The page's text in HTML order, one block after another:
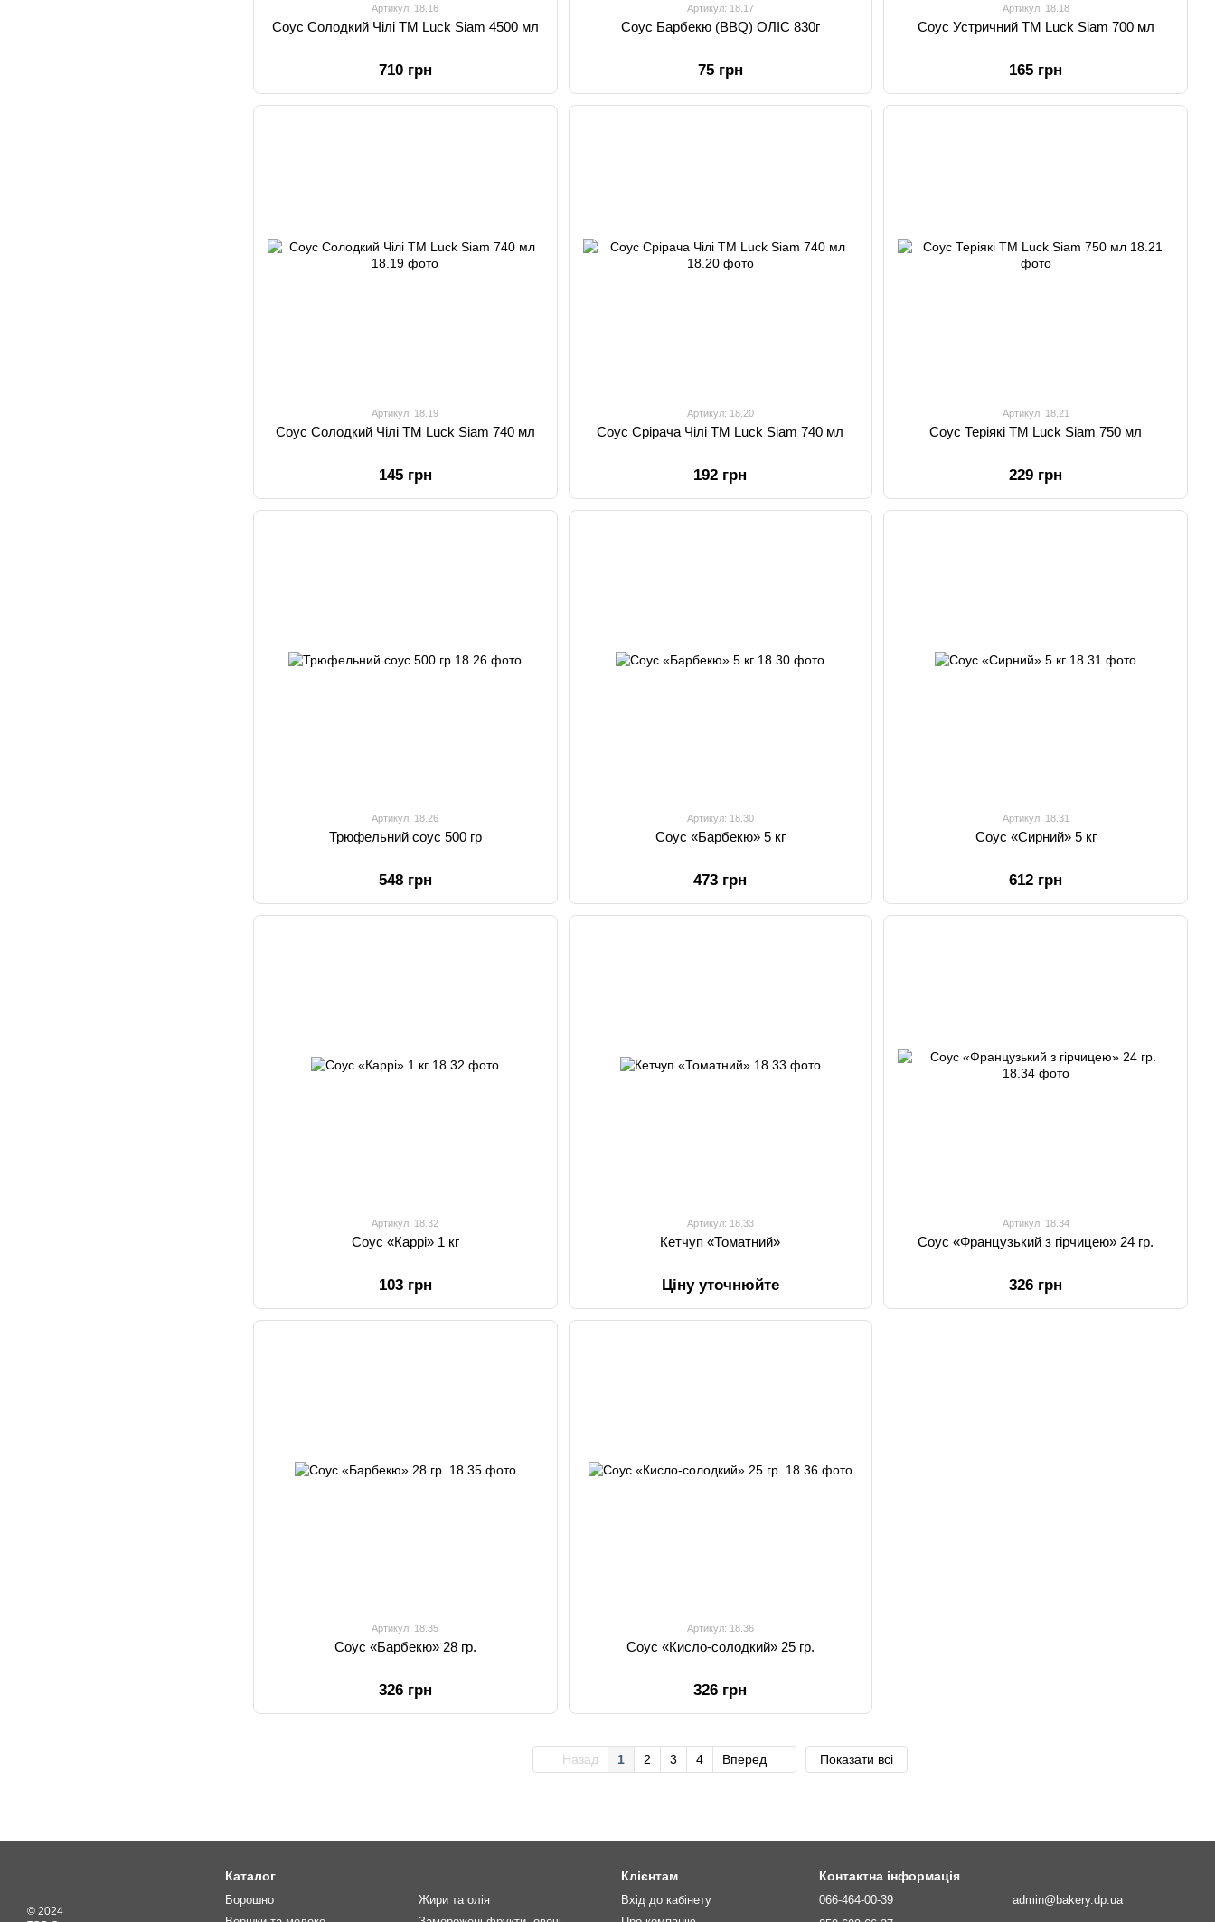
Артикул: 18.16
Соус Солодкий Чілі TM Luck Siam 4500 мл
710 грн
Артикул: 18.17
Соус Барбекю (BBQ) ОЛІС 830г
75 грн
Артикул: 18.18
Соус Устричний TM Luck Siam 700 мл
165 грн
Артикул: 18.19
Соус Солодкий Чілі TM Luck Siam 740 мл
145 грн
Артикул: 18.20
Соус Срірача Чілі TM Luck Siam 740 мл
192 грн
Артикул: 18.21
Соус Теріякі TM Luck Siam 750 мл
229 грн
Артикул: 18.26
Трюфельний соус 500 гр
548 грн
Артикул: 18.30
Соус «Барбекю» 5 кг
473 грн
Артикул: 18.31
Соус «Сирний» 5 кг
612 грн
Артикул: 18.32
Соус «Каррі» 1 кг
103 грн
Артикул: 18.33
Кетчуп «Томатний»
Ціну уточнюйте
Артикул: 18.34
Соус «Французький з гірчицею» 24 гр.
326 грн
Артикул: 18.35
Соус «Барбекю» 28 гр.
326 грн
Артикул: 18.36
Соус «Кисло-солодкий» 25 гр.
326 грн
Назад 1 2 3 4 Вперед Показати всі
© 2024
Каталог
Борошно
Жири та олія
Клієнтам
Вхід до кабінету
Контактна інформація
066-464-00-39
admin@bakery.dp.ua